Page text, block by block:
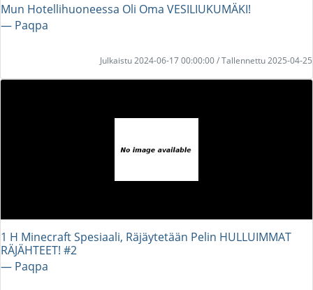
Mun Hotellihuoneessa Oli Oma VESILIUKUMÄKI!
― Paqpa
Julkaistu 2024-06-17 00:00:00 / Tallennettu 2025-04-25
1 H Minecraft Spesiaali, Räjäytetään Pelin HULLUIMMAT
RÄJÄHTEET! #2
― Paqpa